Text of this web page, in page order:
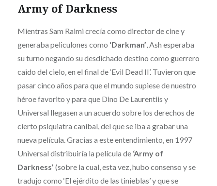
Army of Darkness
Mientras Sam Raimi crecía como director de cine y
generaba peliculones como ‘Darkman’, Ash esperaba
su turno negando su desdichado destino como guerrero
caido del cielo, en el final de ‘Evil Dead II’. Tuvieron que
pasar cinco años para que el mundo supiese de nuestro
héroe favorito y para que Dino De Laurentiis y
Universal llegasen a un acuerdo sobre los derechos de
cierto psiquiatra canibal, del que se iba a grabar una
nueva película. Gracias a este entendimiento, en 1997
Universal distribuiría la película de ‘Army of
Darkness’ (sobre la cual, esta vez, hubo consenso y se
tradujo como ‘El ejérdito de las tinieblas’ y que se